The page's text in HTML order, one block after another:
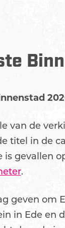
van de
titel in de
is gevallen
.
geven om
in Ede en